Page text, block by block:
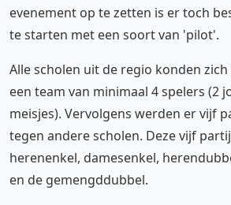
evenement op te zetten is er toch
te starten met een soort van 'pilot'.
Alle scholen uit de regio konden
een team van minimaal 4 spelers (2
meisjes). Vervolgens werden er vijf
tegen andere scholen. Deze vijf
herenenkel, damesenkel,
en de gemengddubbel.